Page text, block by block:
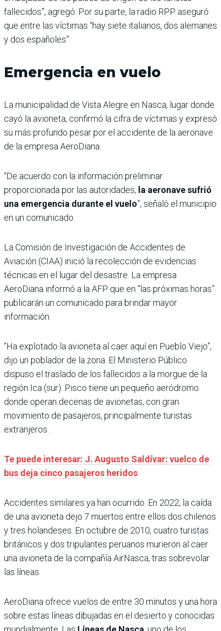
fallecidos”, agregó. Por su parte, la radio RPP aseguró
que entre las víctimas “hay siete italianos, dos alemanes
y dos españoles”.
Emergencia en vuelo
La municipalidad de Vista Alegre en Nasca, lugar donde
cayó la avioneta, confirmó la cifra de víctimas y expresó
su más profundo pesar por el accidente de la aeronave
de la empresa AeroDiana.
“De acuerdo con la información preliminar
proporcionada por las autoridades, la aeronave sufrió
una emergencia durante el vuelo”, señaló el municipio
en un comunicado.
La Comisión de Investigación de Accidentes de
Aviación (CIAA) inició la recolección de evidencias
técnicas en el lugar del desastre. La empresa
AeroDiana informó a la AFP que en “las próximas horas”
publicarán un comunicado para brindar mayor
información.
“Ha explotado la avioneta al caer aquí en Pueblo Viejo”,
dijo un poblador de la zona. El Ministerio Público
dispuso el traslado de los fallecidos a la morgue de la
región Ica (sur). Pisco tiene un pequeño aeródromo
donde operan decenas de avionetas, con gran
movimiento de pasajeros, principalmente turistas
extranjeros.
Te puede interesar: J. Augusto Saldívar: vuelco de
bus deja cinco pasajeros heridos
Accidentes similares ya han ocurrido. En 2022, la caída
de una avioneta dejo 7 muertos entre ellos dos chilenos
y tres holandeses. En octubre de 2010, cuatro turistas
británicos y dos tripulantes peruanos murieron al caer
una avioneta de la compañía AirNasca, tras sobrevolar
las líneas.
AeroDiana ofrece vuelos de entre 30 minutos y una hora
sobre estas líneas dibujadas en el desierto y conocidas